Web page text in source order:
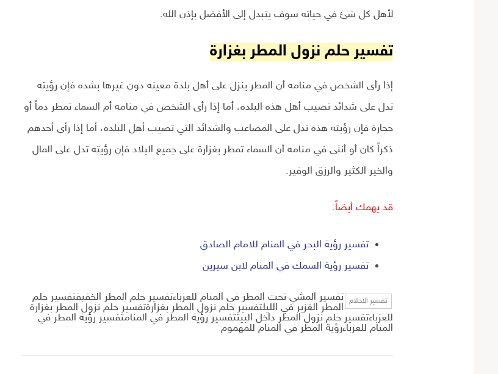
لأهل كل شئ في حياته سوف يتبدل إلى الأفضل بإذن الله.
تفسير حلم نزول المطر بغزارة
إذا رأى الشخص في منامه أن المطر ينزل على أهل بلدة معينه دون غيرها بشده فإن رؤيته
تدل على شدائد تصيب أهل هذه البلده، أما إذا رأى الشخص في منامه أم السماء تمطر دماً أو
حجارة فإن رؤيته هذه تدل على المصاعب والشدائد التي تصيب أهل البلده، أما إذا رأى أحدهم
ذكراً كان أو أنثى في منامه أن السماء تمطر بغزارة على جميع البلاد فإن رؤيته تدل على المال
والخير الكثير والرزق الوفير.
قد يهمك أيضاً:
تفسير رؤية البحر في المنام للامام الصادق
تفسير رؤية السمك في المنام لابن سيرين
تفسير الاحلام
تفسير المشي تحت المطر في المنام للعزباءتفسير حلم المطر الخفيفتفسير حلم
المطر الغزير في الليلتفسير حلم نزول المطر بغزارةتفسير حلم نزول المطر بغزارة
للعزباءتفسير حلم نزول المطر داخل البيتتفسير رؤية المطر في المنامتفسير رؤية المطر في
المنام للعزباءرؤية المطر في المنام للمهموم